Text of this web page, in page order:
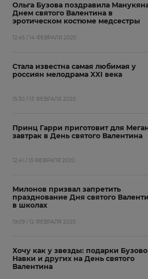
Ольга Бузова поздравила
Днем святого Валентина в
эротическом костюме медсестры
12:45 / 14 ФЕВРАЛЯ 2020
Стала известна самая любимая у
россиян мелодрама XXI века
15:30 / 13 ФЕВРАЛЯ 2020
Принц Гарри приготовит для
завтрак в День святого Валентина
12:41 / 13 ФЕВРАЛЯ 2020
Милонов призвал запретить
празднование Дня святого
в школах
19:09 / 12 ФЕВРАЛЯ 2020
Хочу как у звезды: подарки
Навки и других на День святого
Валентина